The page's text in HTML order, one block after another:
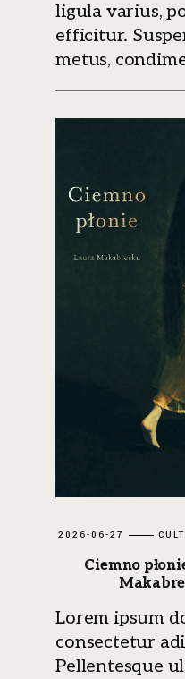
ligula varius,
efficitur.
metus,
2026-06-27
Ciemno
Lorem ipsum
consectetur
Pellentesque